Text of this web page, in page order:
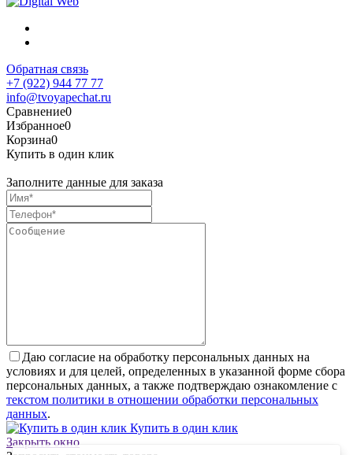
Обратная связь
+7 (922) 944 77 77
info@tvoyapechat.ru
Сравнение0
Избранное0
Корзина0
Купить в один клик
Заполните данные для заказа
Даю согласие на обработку персональных данных на
условиях и для целей, определенных в указанной форме сбора
персональных данных, а также подтверждаю ознакомление с
текстом политики в отношении обработки персональных
данных.
Купить в один клик
Закрыть окно